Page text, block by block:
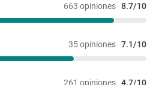
663 opiniones 8.7/10
35 opiniones 7.1/10
261 opiniones 4.7/10